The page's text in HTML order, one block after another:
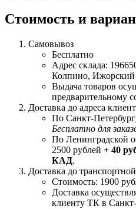
Стоимость и
Самовывоз
Бесплатно
Адрес склада:
Колпино,
Выдача товаров
предварительному
Доставка до адреса
По Санкт-
Бесплатно для
По Ленинградской
2500 рублей + 40
КАД.
Доставка до
Стоимость: 1900
Доставка
клиенту ТК в